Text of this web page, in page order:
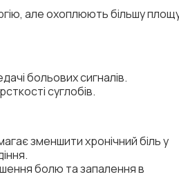
але охоплюють більшу
больових сигналів.
суглобів.
зменшити хронічний біль у
болю та запалення в